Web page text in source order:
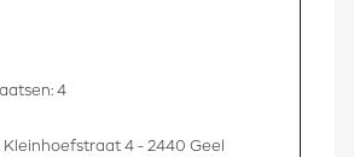
4
4 - 2440 Geel